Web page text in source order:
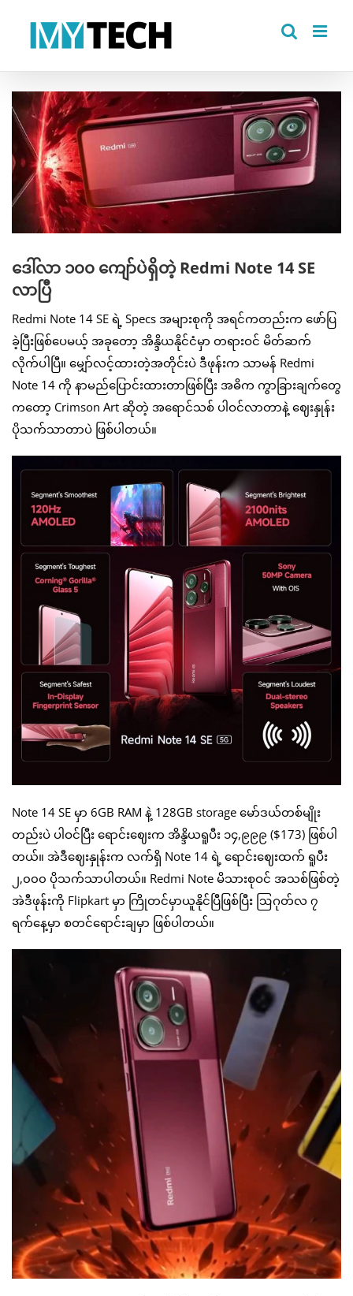
View
Larger
Image
ဒေါ်လာ ၁၀၀ ကျော်ပဲရှိတဲ့ Redmi Note 14 SE
လာပြီ
Redmi Note 14 SE ရဲ့ Specs အများစုကို အရင်ကတည်းက ဖော်ပြ
ခဲ့ပြီးဖြစ်ပေမယ့် အခုတော့ အိန္ဒိယနိုင်ငံမှာ တရားဝင် မိတ်ဆက်
လိုက်ပါပြီ။ မျှော်လင့်ထားတဲ့အတိုင်းပဲ ဒီဖုန်းက သာမန် Redmi
Note 14 ကို နာမည်ပြောင်းထားတာဖြစ်ပြီး အဓိက ကွာခြားချက်တွေ
ကတော့ Crimson Art ဆိုတဲ့ အရောင်သစ် ပါဝင်လာတာနဲ့ ဈေးနှုန်း
ပိုသက်သာတာပဲ ဖြစ်ပါတယ်။
Note 14 SE မှာ 6GB RAM နဲ့ 128GB storage မော်ဒယ်တစ်မျိုး
တည်းပဲ ပါဝင်ပြီး ရောင်းဈေးက အိန္ဒိယရူပီး ၁၄,၉၉၉ ($173) ဖြစ်ပါ
တယ်။ အဲဒီဈေးနှုန်းက လက်ရှိ Note 14 ရဲ့ ရောင်းဈေးထက် ရူပီး
၂,၀၀၀ ပိုသက်သာပါတယ်။ Redmi Note မိသားစုဝင် အသစ်ဖြစ်တဲ့
အဲဒီဖုန်းကို Flipkart မှာ ကြိုတင်မှာယူနိုင်ပြီဖြစ်ပြီး ဩဂုတ်လ ၇
ရက်နေ့မှာ စတင်ရောင်းချမှာ ဖြစ်ပါတယ်။